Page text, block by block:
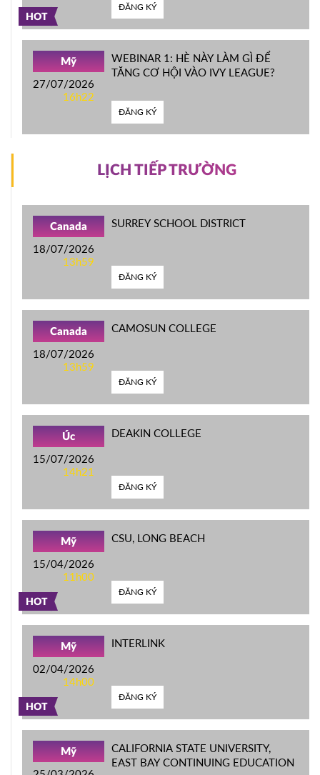
HOT
ĐĂNG KÝ
Mỹ
27/07/2026
16h22
WEBINAR 1: HÈ NÀY LÀM GÌ ĐỂ
TĂNG CƠ HỘI VÀO IVY LEAGUE?
ĐĂNG KÝ
LỊCH TIẾP TRƯỜNG
Canada
18/07/2026
13h59
SURREY SCHOOL DISTRICT
ĐĂNG KÝ
Canada
18/07/2026
13h59
CAMOSUN COLLEGE
ĐĂNG KÝ
Úc
15/07/2026
14h21
DEAKIN COLLEGE
ĐĂNG KÝ
HOT
Mỹ
15/04/2026
11h00
CSU, LONG BEACH
ĐĂNG KÝ
HOT
Mỹ
02/04/2026
14h00
INTERLINK
ĐĂNG KÝ
Mỹ
CALIFORNIA STATE UNIVERSITY,
EAST BAY CONTINUING EDUCATION